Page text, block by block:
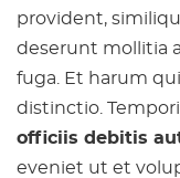
provident,
deserunt mollitia
fuga. Et harum
distinctio.
officiis debitis
eveniet ut et